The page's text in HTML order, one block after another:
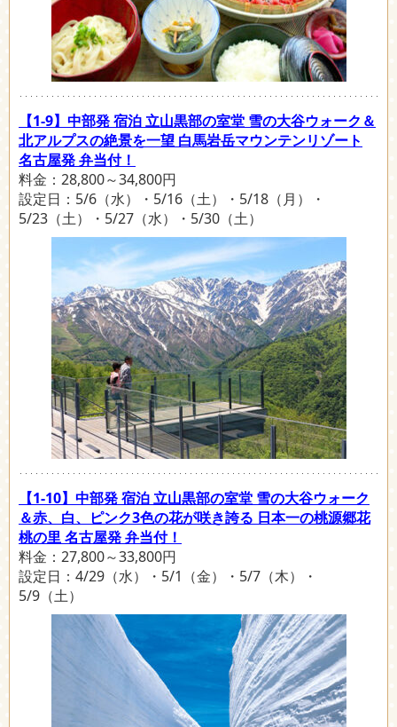
【1-9】中部発 宿泊 立山黒部の室堂 雪の大谷ウォーク＆
北アルプスの絶景を一望 白馬岩岳マウンテンリゾート
名古屋発 弁当付！
料金：28,800～34,800円
設定日：5/6（水）・5/16（土）・5/18（月）・
5/23（土）・5/27（水）・5/30（土）
【1-10】中部発 宿泊 立山黒部の室堂 雪の大谷ウォーク
＆赤、白、ピンク3色の花が咲き誇る 日本一の桃源郷花
桃の里 名古屋発 弁当付！
料金：27,800～33,800円
設定日：4/29（水）・5/1（金）・5/7（木）・
5/9（土）